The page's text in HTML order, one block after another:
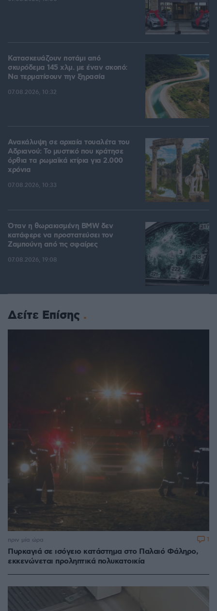
Κατασκευάζουν ποτάμι από
σκυρόδεμα 145 χλμ. με έναν σκοπό:
Να τερματίσουν την ξηρασία
07.08.2026, 10:32
Ανακάλυψη σε αρχαία τουαλέτα του
Αδριανού: Το μυστικό που κράτησε
όρθια τα ρωμαϊκά κτίρια για 2.000
χρόνια
07.08.2026, 10:33
Όταν η θωρακισμένη BMW δεν
κατάφερε να προστατεύσει τον
Ζαμπούνη από τις σφαίρες
07.08.2026, 19:08
Δείτε Επίσης
Πυρκαγιά σε ισόγειο κατάστημα στο Παλαιό Φάληρο,
εκκενώνεται προληπτικά πολυκατοικία
πριν μία ώρα 1